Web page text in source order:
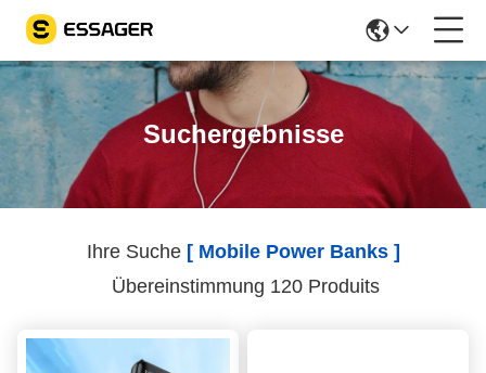
Suchergebnisse
Ihre Suche [ Mobile Power Banks ]
Übereinstimmung 120 Produits